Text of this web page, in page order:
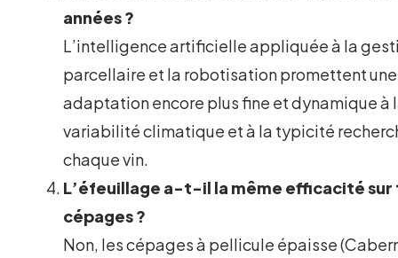
années ?
L’intelligence artificielle appliquée à la
parcellaire et la robotisation promettent une
adaptation encore plus fine et dynamique à
variabilité climatique et à la typicité
chaque vin.
L’éfeuillage a-t-il la même efficacité sur
cépages ?
Non, les cépages à pellicule épaisse